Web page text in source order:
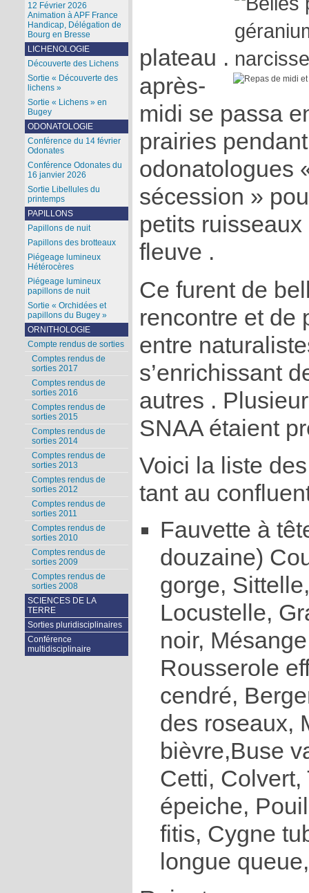
plateau .
après-
midi se passa
prairies
odonatologues
sécession »
petits
fleuve .
Ce furent de
rencontre et de
entre
s’enrichissant
autres .
SNAA étaient
Voici la liste
tant au
Fauvette à
douzaine)
gorge,
Locustelle,
noir,
Rousserole
cendré,
des roseaux,
bièvre,Buse
Cetti,
épeiche,
fitis, Cygne
longue
12 Février 2026
Animation à APF France
Handicap, Délégation de
Bourg en Bresse
LICHENOLOGIE
Découverte des Lichens
Sortie « Découverte des
lichens »
Sortie « Lichens » en
Bugey
ODONATOLOGIE
Conférence du 14 février
Odonates
Conférence Odonates du
16 janvier 2026
Sortie Libellules du
printemps
PAPILLONS
Papillons de nuit
Papillons des brotteaux
Piégeage lumineux
Hétérocères
Piégeage lumineux
papillons de nuit
Sortie « Orchidées et
papillons du Bugey »
ORNITHOLOGIE
Compte rendus de sorties
Comptes rendus de
sorties 2017
Comptes rendus de
sorties 2016
Comptes rendus de
sorties 2015
Comptes rendus de
sorties 2014
Comptes rendus de
sorties 2013
Comptes rendus de
sorties 2012
Comptes rendus de
sorties 2011
Comptes rendus de
sorties 2010
Comptes rendus de
sorties 2009
Comptes rendus de
sorties 2008
SCIENCES DE LA
TERRE
Sorties pluridisciplinaires
Conférence
multidisciplinaire